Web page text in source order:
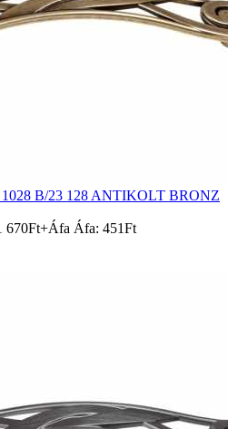
B/23 128 ANTIKOLT BRONZ
670Ft+Áfa Áfa: 451Ft